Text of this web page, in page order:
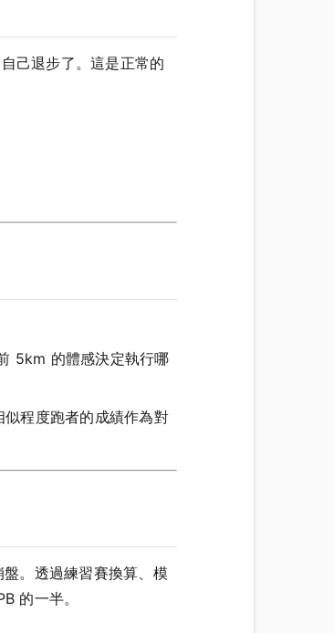
己退步了。這是正常的
5km 的體感決定執行哪
似程度跑者的成績作為對
。透過練習賽換算、模
的一半。